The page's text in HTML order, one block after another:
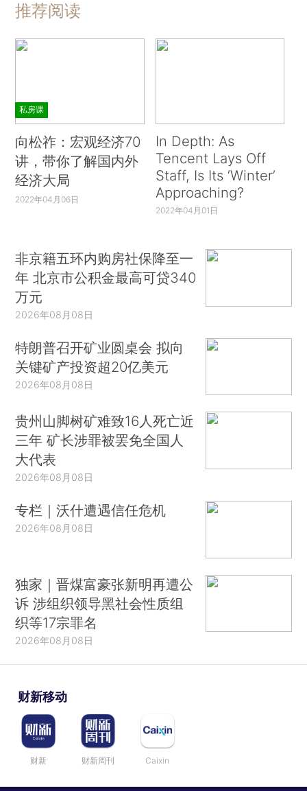
推荐阅读
私房课
向松祚：宏观经济70
讲，带你了解国内外
经济大局
2022年04月06日
In Depth: As
Tencent Lays Off
Staff, Is Its ‘Winter’
Approaching?
2022年04月01日
非京籍五环内购房社保降至一
年 北京市公积金最高可贷340
万元
2026年08月08日
特朗普召开矿业圆桌会 拟向
关键矿产投资超20亿美元
2026年08月08日
贵州山脚树矿难致16人死亡近
三年 矿长涉罪被罢免全国人
大代表
2026年08月08日
专栏｜沃什遭遇信任危机
2026年08月08日
独家｜晋煤富豪张新明再遭公
诉 涉组织领导黑社会性质组
织等17宗罪名
2026年08月08日
财新移动
财新 财新周刊 Caixin